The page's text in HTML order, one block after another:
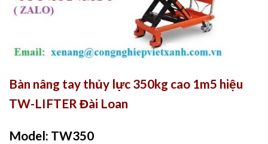
Bàn nâng tay thủy lực 350kg cao 1m5 hiệu
TW-LIFTER Đài Loan
Model: TW350